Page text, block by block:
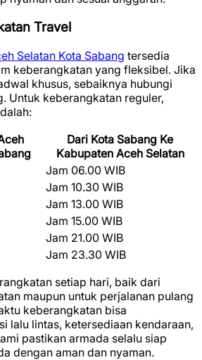
Travel
Selatan Kota Sabang tersedia
keberangkatan yang fleksibel. Jika
khusus, sebaiknya hubungi
Untuk keberangkatan reguler,
Dari Kota Sabang Ke
Kabupaten Aceh Selatan
Jam 06.00 WIB
Jam 10.30 WIB
Jam 13.00 WIB
Jam 15.00 WIB
Jam 21.00 WIB
Jam 23.30 WIB
setiap hari, baik dari
maupun untuk perjalanan pulang
keberangkatan bisa
lalu lintas, ketersediaan kendaraan,
pastikan armada selalu siap
dengan aman dan nyaman.